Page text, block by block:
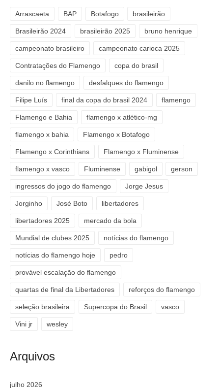
Arrascaeta BAP Botafogo brasileirão
Brasileirão 2024 brasileirão 2025 bruno henrique
campeonato brasileiro campeonato carioca 2025
Contratações do Flamengo copa do brasil
danilo no flamengo desfalques do flamengo
Filipe Luís final da copa do brasil 2024 flamengo
Flamengo e Bahia flamengo x atlético-mg
flamengo x bahia Flamengo x Botafogo
Flamengo x Corinthians Flamengo x Fluminense
flamengo x vasco Fluminense gabigol gerson
ingressos do jogo do flamengo Jorge Jesus
Jorginho José Boto libertadores
libertadores 2025 mercado da bola
Mundial de clubes 2025 notícias do flamengo
notícias do flamengo hoje pedro
provável escalação do flamengo
quartas de final da Libertadores reforços do flamengo
seleção brasileira Supercopa do Brasil vasco
Vini jr wesley
Arquivos
julho 2026